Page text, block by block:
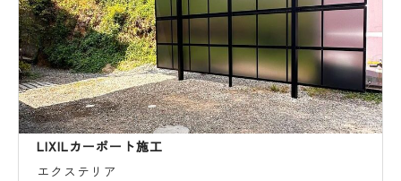
LIXILカーポート施工
エクステリア